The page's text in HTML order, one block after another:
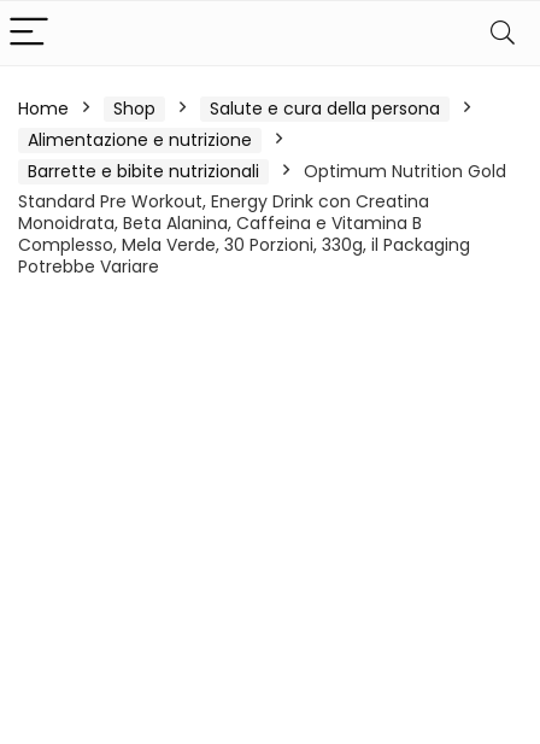
Home Shop
Salute e cura della persona
Alimentazione e nutrizione
Barrette e bibite nutrizionali
Optimum Nutrition Gold
Standard Pre Workout, Energy Drink con Creatina
Monoidrata, Beta Alanina, Caffeina e Vitamina B
Complesso, Mela Verde, 30 Porzioni, 330g, il Packaging
Potrebbe Variare